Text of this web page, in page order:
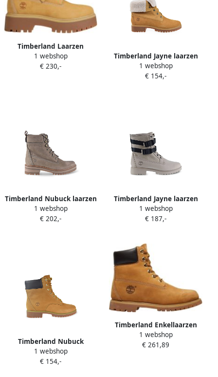
Timberland Laarzen
Bottines 6 Inch Up Stone
Street imperméables
1 webshop
€ 230,-
Timberland Jayne laarzen
met fleece afwerking Beige
1 webshop
€ 154,-
Timberland Nubuck laarzen
Beige
1 webshop
€ 202,-
Timberland Jayne laarzen
met dubbele gesp Beige
1 webshop
€ 187,-
Timberland Nubuck
waterproof laarzen Beige
1 webshop
€ 154,-
Timberland Enkellaarzen
Boots Premium Beige
(Women's)
1 webshop
€ 261,89